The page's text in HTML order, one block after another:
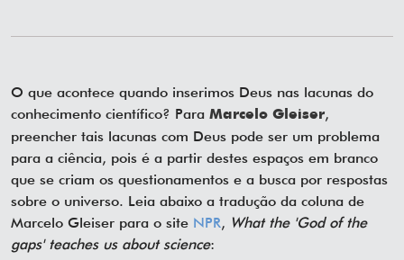
O que acontece quando inserimos Deus nas lacunas do
conhecimento científico? Para Marcelo Gleiser,
preencher tais lacunas com Deus pode ser um problema
para a ciência, pois é a partir destes espaços em branco
que se criam os questionamentos e a busca por respostas
sobre o universo. Leia abaixo a tradução da coluna de
Marcelo Gleiser para o site NPR, What the 'God of the
gaps' teaches us about science: